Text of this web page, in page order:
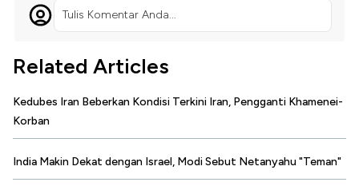
Tulis Komentar Anda...
Related Articles
Kedubes Iran Beberkan Kondisi Terkini Iran, Pengganti Khamenei-
Korban
India Makin Dekat dengan Israel, Modi Sebut Netanyahu "Teman"